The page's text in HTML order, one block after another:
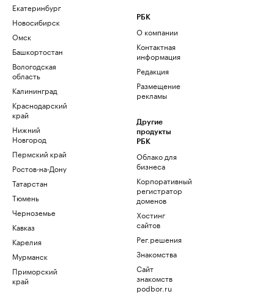
Екатеринбург
Новосибирск
Омск
Башкортостан
Вологодская
область
Калининград
Краснодарский
край
Нижний
Новгород
Пермский край
Ростов-на-Дону
Татарстан
Тюмень
Черноземье
Кавказ
Карелия
Мурманск
Приморский
край
РБК
О компании
Контактная
информация
Редакция
Размещение
рекламы
Другие
продукты
РБК
Облако для
бизнеса
Корпоративный
регистратор
доменов
Хостинг
сайтов
Рег.решения
Знакомства
Сайт
знакомств
podbor.ru